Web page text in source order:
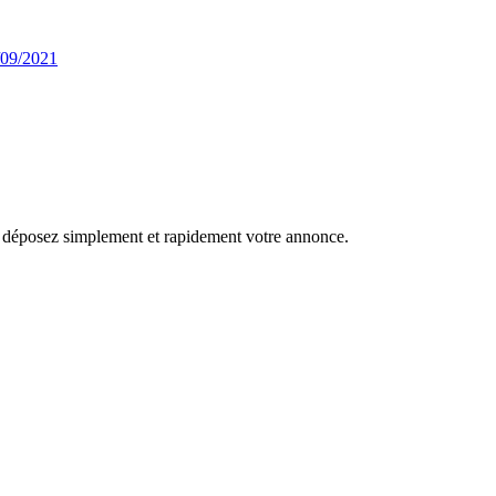
2021
simplement et rapidement votre annonce.